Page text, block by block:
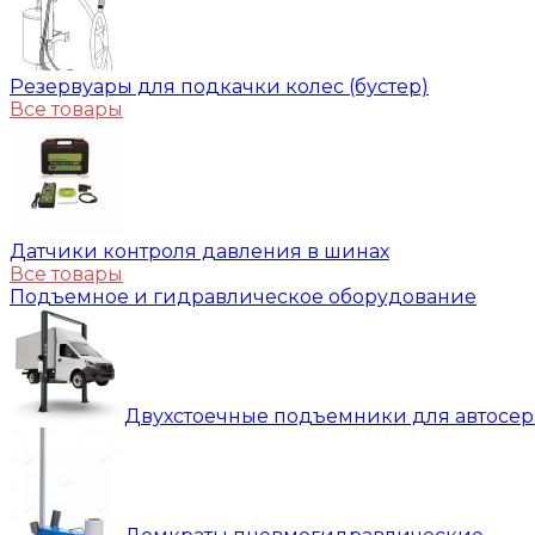
Резервуары для подкачки колес (бустер)
Все товары
Датчики контроля давления в шинах
Все товары
Подъемное и гидравлическое оборудование
Двухстоечные подъемники для